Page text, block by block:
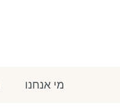
מי אנחנו